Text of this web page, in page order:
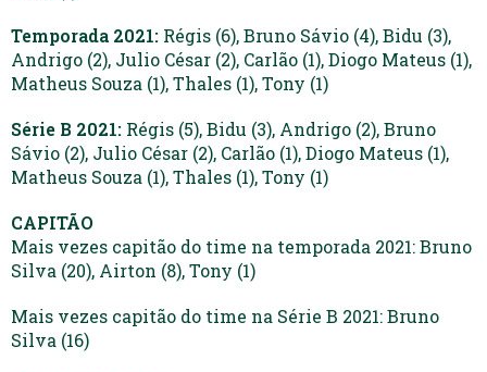
Temporada 2021: Régis (6), Bruno Sávio (4), Bidu (3),
Andrigo (2), Julio César (2), Carlão (1), Diogo Mateus (1),
Matheus Souza (1), Thales (1), Tony (1)
Série B 2021: Régis (5), Bidu (3), Andrigo (2), Bruno
Sávio (2), Julio César (2), Carlão (1), Diogo Mateus (1),
Matheus Souza (1), Thales (1), Tony (1)
CAPITÃO
Mais vezes capitão do time na temporada 2021: Bruno
Silva (20), Airton (8), Tony (1)
Mais vezes capitão do time na Série B 2021: Bruno
Silva (16)